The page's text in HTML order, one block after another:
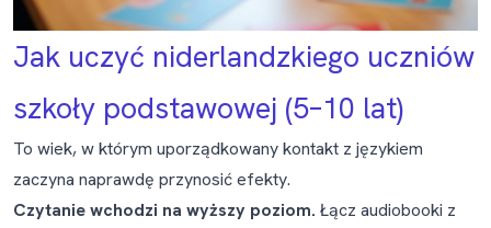
Jak uczyć niderlandzkiego uczniów
szkoły podstawowej (5–10 lat)
To wiek, w którym uporządkowany kontakt z językiem
zaczyna naprawdę przynosić efekty.
Czytanie wchodzi na wyższy poziom. Łącz audiobooki z